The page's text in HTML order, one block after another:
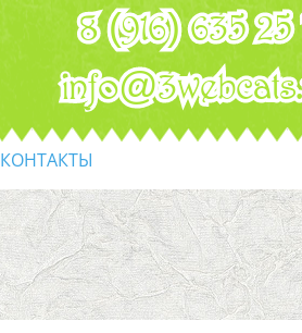
8 (916) 635 25
КОНТАКТЫ